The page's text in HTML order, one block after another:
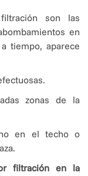
son las
en
tiempo, aparece
zonas de la
en el techo o
filtración en la